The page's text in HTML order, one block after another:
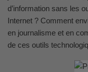
d’information sans les
Internet ? Comment
en journalisme et en
de ces outils